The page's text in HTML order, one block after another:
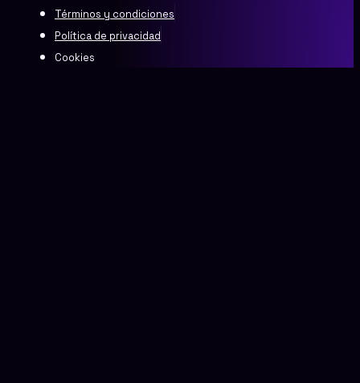
Términos y condiciones
Política de privacidad
Cookies